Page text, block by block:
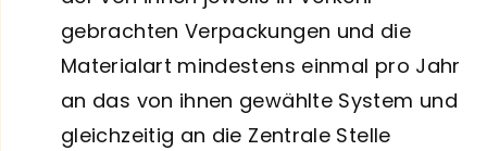
gebrachten Verpackungen und die
Materialart mindestens einmal pro Jahr
an das von ihnen gewählte System und
gleichzeitig an die Zentrale Stelle